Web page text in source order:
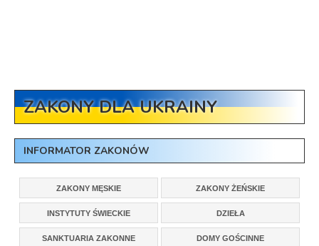
ZAKONY DLA UKRAINY
INFORMATOR ZAKONÓW
ZAKONY MĘSKIE ZAKONY ŻEŃSKIE
INSTYTUTY ŚWIECKIE DZIEŁA
SANKTUARIA ZAKONNE DOMY GOŚCINNE